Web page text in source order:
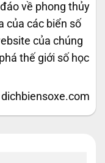
về phong thủy
của các biển số
của chúng
thế giới số học
dichbiensoxe.com